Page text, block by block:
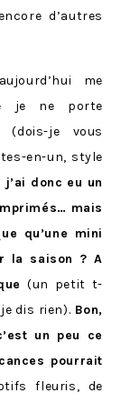
d’autres
me
je ne porte
(dois-je vous
en-un, style
donc eu un
mais
qu’une mini
la saison ? A
(un petit t-
dis rien). Bon,
un peu ce
pourrait
fleuris, de